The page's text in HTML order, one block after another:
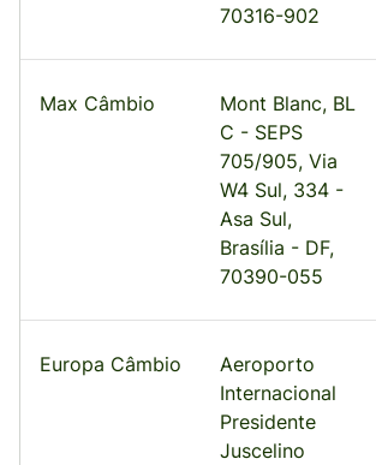
70316-902
Max Câmbio
Mont Blanc, BL
C - SEPS
705/905, Via
W4 Sul, 334 -
Asa Sul,
Brasília - DF,
70390-055
Europa Câmbio
Aeroporto
Internacional
Presidente
Juscelino